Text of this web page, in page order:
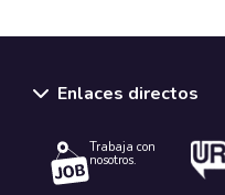
Enlaces directos
Trabaja con
nosotros.